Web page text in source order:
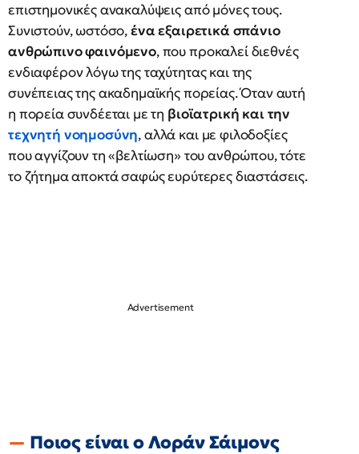
επιστημονικές ανακαλύψεις από μόνες τους.
Συνιστούν, ωστόσο,ένα εξαιρετικά σπάνιο
ανθρώπινο φαινόμενο, που προκαλεί διεθνές
ενδιαφέρον λόγω της ταχύτητας και της
συνέπειας της ακαδημαϊκής πορείας. Όταν αυτή
η πορεία συνδέεται με τη βιοϊατρική και την
τεχνητή νοημοσύνη, αλλά και με φιλοδοξίες
που αγγίζουν τη «βελτίωση» του ανθρώπου, τότε
το ζήτημα αποκτά σαφώς ευρύτερες διαστάσεις.
Ποιος είναι ο Λοράν Σάιμονς